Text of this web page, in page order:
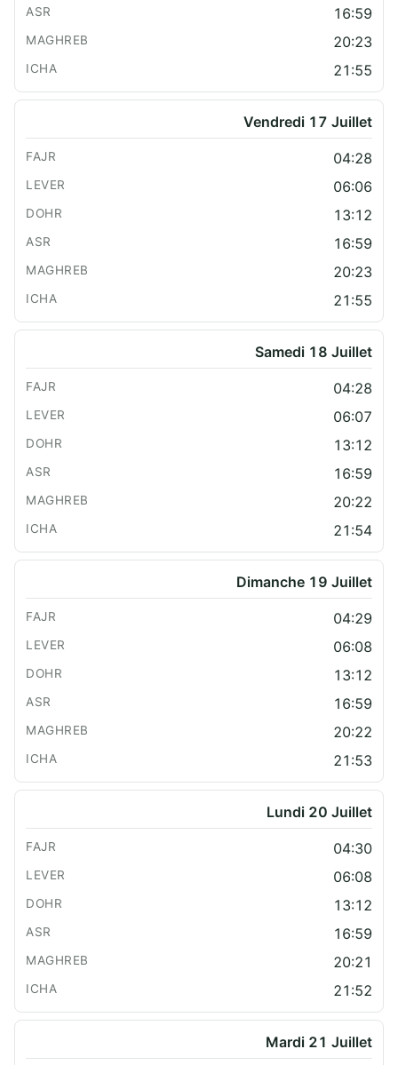
16:59
20:23
21:55
Vendredi 17 Juillet
04:28
06:06
13:12
16:59
20:23
21:55
Samedi 18 Juillet
04:28
06:07
13:12
16:59
20:22
21:54
Dimanche 19 Juillet
04:29
06:08
13:12
16:59
20:22
21:53
Lundi 20 Juillet
04:30
06:08
13:12
16:59
20:21
21:52
Mardi 21 Juillet